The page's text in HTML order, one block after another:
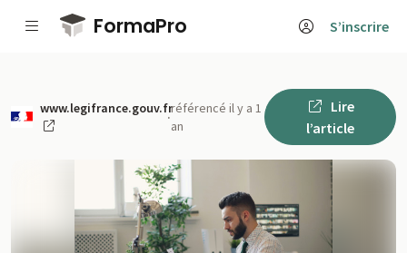
Passer au contenu principal
FormaPro S’inscrire
www.legifrance.gouv.fr
·
référencé il y a 1
an
Lire
l’article